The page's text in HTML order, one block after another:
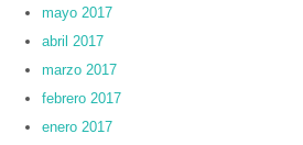
mayo 2017
abril 2017
marzo 2017
febrero 2017
enero 2017